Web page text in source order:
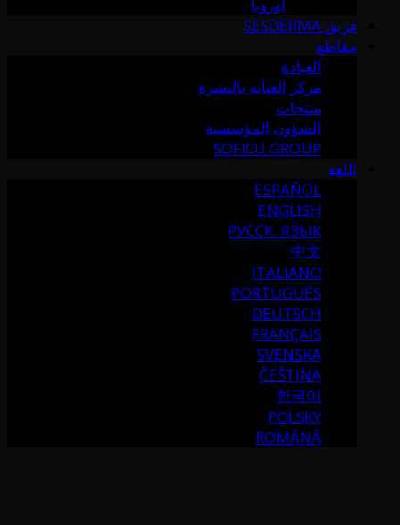
أوروبا
فريق SESDERMA
مقاطع
العيادة
مركز العناية بالبشرة
منتجات
الشؤون المؤسسية
SOFICU GROUP
اللغة
ESPAÑOL
ENGLISH
РУССК. ЯЗЫК
中文
ITALIANO
PORTUGUÉS
DEUTSCH
FRANÇAIS
SVENSKA
ČEŠTINA
한국어
POLSKY
ROMÂNĂ